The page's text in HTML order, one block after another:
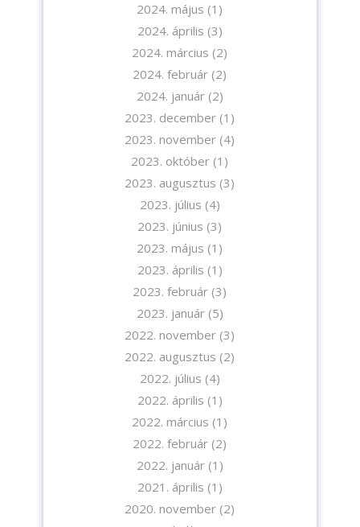
2024. május (1)
2024. április (3)
2024. március (2)
2024. február (2)
2024. január(2)
2023. december (1)
2023. november (4)
2023. október (1)
2023. augusztus (3)
2023. július (4)
2023. június (3)
2023. május (1)
2023. április (1)
2023. február (3)
2023. január(5)
2022. november (3)
2022. augusztus (2)
2022. július (4)
2022. április (1)
2022. március (1)
2022. február (2)
2022. január(1)
2021. április (1)
2020. november (2)